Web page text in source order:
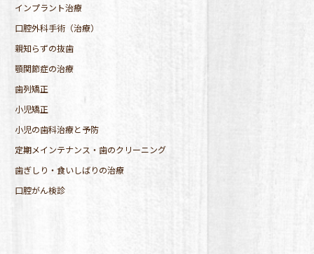
インプラント治療
口腔外科手術（治療）
親知らずの抜歯
顎関節症の治療
歯列矯正
小児矯正
小児の歯科治療と予防
定期メインテナンス・歯のクリーニング
歯ぎしり・食いしばりの治療
口腔がん検診